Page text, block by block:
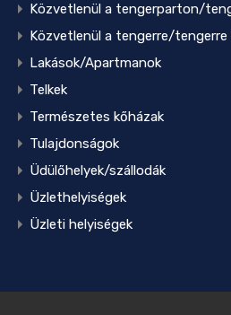
Közvetlenül a tengerparton/
Közvetlenül a tengerre/tengerre
Lakások/Apartmanok
Telkek
Természetes kőházak
Tulajdonságok
Üdülőhelyek/szállodák
Üzlethelyiségek
Üzleti helyiségek